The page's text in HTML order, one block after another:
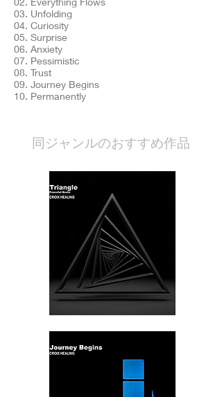
03. Unfolding
04. Curiosity
05. Surprise
06. Anxiety
07. Pessimistic
08. Trust
09. Journey Begins
10. Permanently
​同ジャンルのおすすめ作品